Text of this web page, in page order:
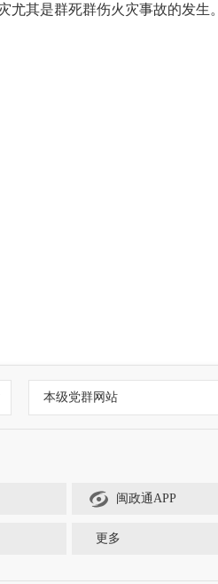
其是群死群伤火灾事故的发生。
本级党群网站
闽政通APP
更多